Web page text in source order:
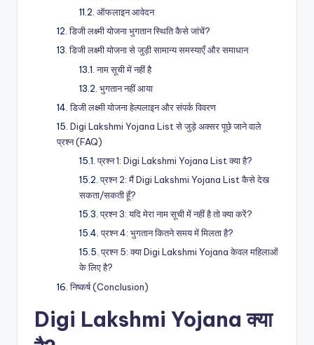
ऑफलाइन आवेदन
डिजी लक्ष्मी योजना भुगतान स्थिति कैसे जांचें?
डिजी लक्ष्मी योजना से जुड़ी सामान्य समस्याएँ और समाधान
नाम सूची में नहीं है
भुगतान नहीं आया
डिजी लक्ष्मी योजना हेल्पलाइन और संपर्क विवरण
Digi Lakshmi Yojana List से जुड़े अक्सर पूछे जाने वाले
प्रश्न (FAQ)
प्रश्न 1: Digi Lakshmi Yojana List क्या है?
प्रश्न 2: मैं Digi Lakshmi Yojana List कैसे देख
सकता/सकती हूँ?
प्रश्न 3: यदि मेरा नाम सूची में नहीं है तो क्या करें?
प्रश्न 4: भुगतान कितने समय में मिलता है?
प्रश्न 5: क्या Digi Lakshmi Yojana केवल महिलाओं
के लिए है?
निष्कर्ष (Conclusion)
Digi Lakshmi Yojana क्या